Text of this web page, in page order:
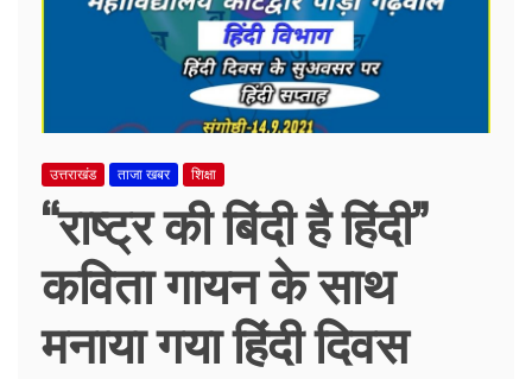
उत्तराखंड ताजा खबर शिक्षा
“राष्ट्र की बिंदी है हिंदी”
कविता गायन के साथ
मनाया गया हिंदी दिवस